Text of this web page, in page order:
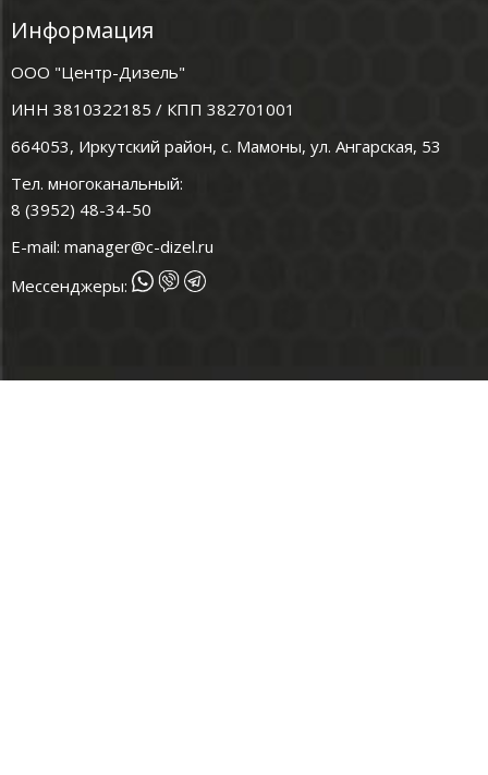
Информация
ООО "Центр-Дизель"
ИНН 3810322185 / КПП 382701001
664053, Иркутский район, с. Мамоны, ул. Ангарская, 53
Тел. многоканальный:
8 (3952) 48-34-50
E-mail: manager@c-dizel.ru
Мессенджеры: